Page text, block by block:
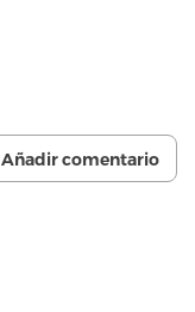
Añadir comentario